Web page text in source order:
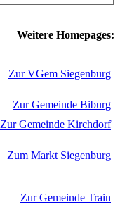
Weitere Homepages:
Zur VGem Siegenburg
Zur Gemeinde Biburg
Zur Gemeinde Kirchdorf
Zum Markt Siegenburg
Zur Gemeinde Train